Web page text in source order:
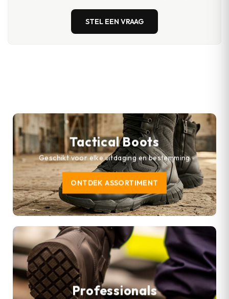
STEL EEN VRAAG
Tactical Boots
Geschikt voor elke uitdaging en bestemming
ONTDEK ASSORTIMENT
Professionals